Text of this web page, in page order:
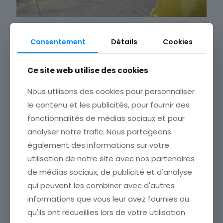
Livraison de 2 racks à la
RATP
Livraison de 2 racks de dépannage sur le
site RATP de Championnet
27 janvier 2022
Consentement Détails Cookies
Ce site web utilise des cookies
Nous utilisons des cookies pour personnaliser
le contenu et les publicités, pour fournir des
fonctionnalités de médias sociaux et pour
analyser notre trafic. Nous partageons
également des informations sur votre
utilisation de notre site avec nos partenaires
de médias sociaux, de publicité et d'analyse
qui peuvent les combiner avec d'autres
informations que vous leur avez fournies ou
qu'ils ont recueillies lors de votre utilisation